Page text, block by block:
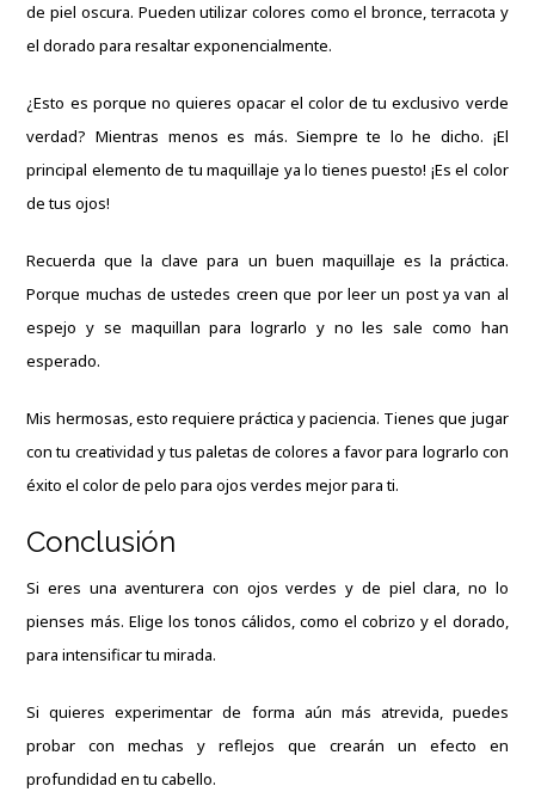
de piel oscura. Pueden utilizar colores como el bronce, terracota y
el dorado para resaltar exponencialmente.
¿Esto es porque no quieres opacar el color de tu exclusivo verde
verdad? Mientras menos es más. Siempre te lo he dicho. ¡El
principal elemento de tu maquillaje ya lo tienes puesto! ¡Es el color
de tus ojos!
Recuerda que la clave para un buen maquillaje es la práctica.
Porque muchas de ustedes creen que por leer un post ya van al
espejo y se maquillan para lograrlo y no les sale como han
esperado.
Mis hermosas, esto requiere práctica y paciencia. Tienes que jugar
con tu creatividad y tus paletas de colores a favor para lograrlo con
éxito el color de pelo para ojos verdes mejor para ti.
Conclusión
Si eres una aventurera con ojos verdes y de piel clara, no lo
pienses más. Elige los tonos cálidos, como el cobrizo y el dorado,
para intensificar tu mirada.
Si quieres experimentar de forma aún más atrevida, puedes
probar con mechas y reflejos que crearán un efecto en
profundidad en tu cabello.